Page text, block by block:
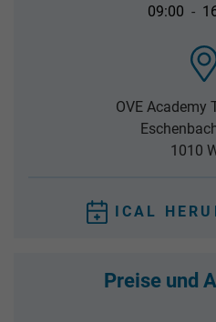
09:00 -
OVE Academy
1010
ICAL
Preise und